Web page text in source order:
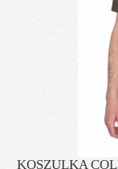
KOSZULKA